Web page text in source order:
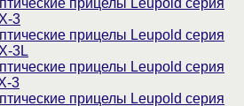
3
прицелы Leupold серия
3L
прицелы Leupold серия
3
прицелы Leupold серия